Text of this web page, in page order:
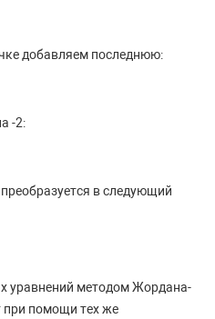
добавляем последнюю:
-2:
в следующий
уравнений методом Жордана-
при помощи тех же